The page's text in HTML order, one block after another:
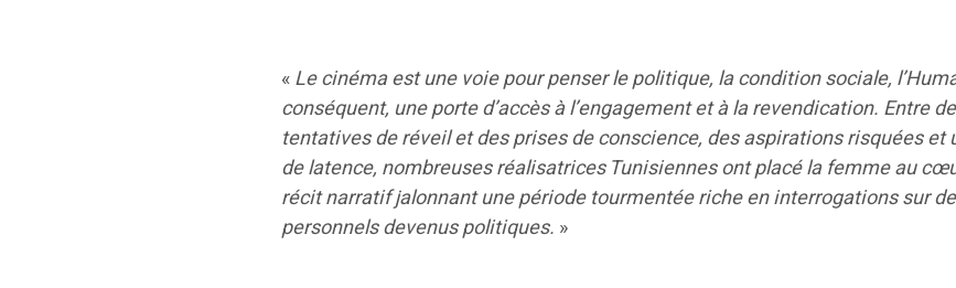
«Le cinéma est une voie pour penser le politique, la condition sociale,
conséquent, une porte d’accès à l’engagement et à la revendication. Entre
tentatives de réveil et des prises de conscience, des aspirations risquées et
de latence, nombreuses réalisatrices Tunisiennes ont placé la femme au
récit narratif jalonnant une période tourmentée riche en interrogations sur
personnels devenus politiques. »